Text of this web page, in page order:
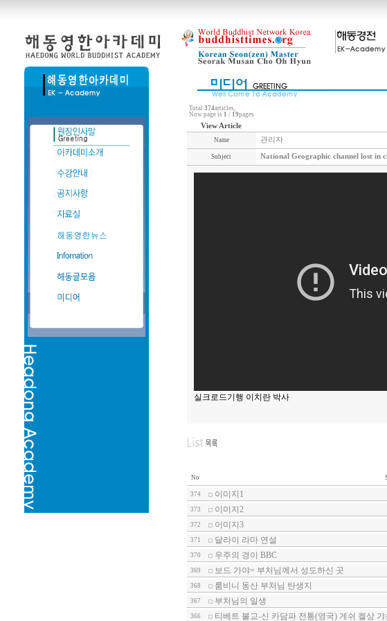
Total 374articles,
Now page is 1 / 19pages
View Article
Name 관리자
Subject National Geographic channel lost in
실크로드기행 이치란 박사
No
374 이미지1
373 이미지2
372 이미지3
371 달라이 라마 연설
370 우주의 경이 BBC
369 보드 가야= 부처님께서 성도하신 곳
368 룸비니 동산 부처님 탄생지
367 부처님의 일생
366 티베트 불교-신 카담파 전통(영국) 게쉬 켈상 갸